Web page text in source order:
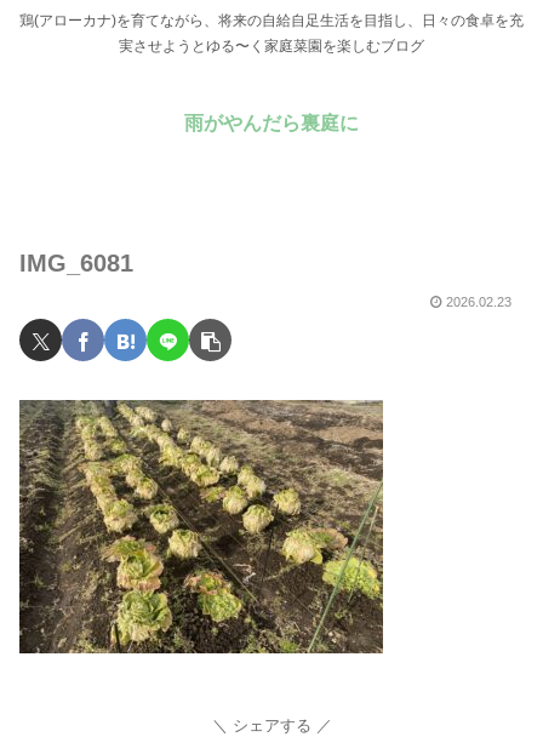
鶏(アローカナ)を育てながら、将来の自給自足生活を目指し、日々の食卓を充
実させようとゆる〜く家庭菜園を楽しむブログ
雨がやんだら裏庭に
IMG_6081
2026.02.23
シェアする